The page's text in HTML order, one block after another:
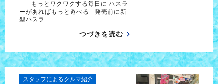
もっとワクワクする毎日に ハスラ
ーがあればもっと遊べる 発売前に新
型ハスラ…
つづきを読む
スタッフによるクルマ紹介